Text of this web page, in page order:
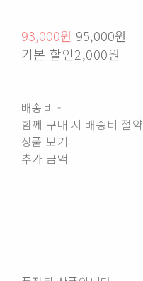
93,000원 95,000원
기본 할인2,000원
배송비 -
함께 구매 시 배송비 절약
상품 보기
추가 금액